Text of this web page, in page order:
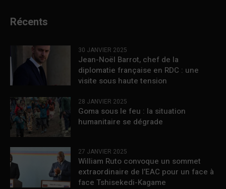
Récents
30 JANVIER 2025
Jean-Noël Barrot, chef de la
diplomatie française en RDC : une
visite sous haute tension
28 JANVIER 2025
Goma sous le feu : la situation
humanitaire se dégrade
27 JANVIER 2025
William Ruto convoque un sommet
extraordinaire de l’EAC pour un face à
face Tshisekedi-Kagame